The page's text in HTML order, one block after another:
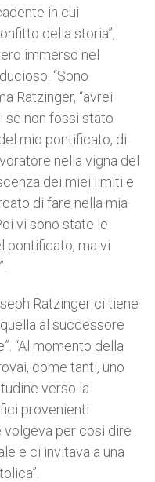
in cui
della storia”,
immerso nel
“Sono
Ratzinger, “avrei
se non fossi stato
mio pontificato, di
nella vigna del
dei miei limiti e
di fare nella mia
vi sono state le
pontificato, ma vi
Ratzinger ci tiene
al successore
“Al momento della
come tanti, uno
verso la
provenienti
volgeva per così dire
e ci invitava a una